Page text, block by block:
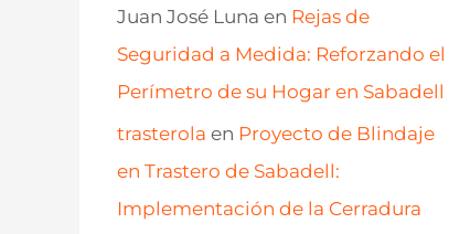
Juan José Luna en Rejas de
Seguridad a Medida: Reforzando el
Perímetro de su Hogar en Sabadell
trasterola en Proyecto de Blindaje
en Trastero de Sabadell:
Implementación de la Cerradura